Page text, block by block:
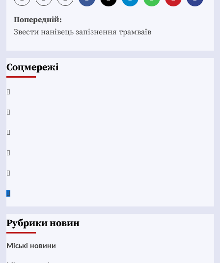
Post
navigation
Попередній:
Звести нанівець запізнення трамваїв
Соцмережі
Facebook
YouTube
Telegram
Instagram
Twitter
Google
Рубрики новин
Mіські новини